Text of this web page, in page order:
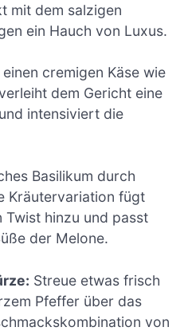
mit dem salzigen
ein Hauch von Luxus.
einen cremigen Käse wie
dem Gericht eine
intensiviert die
Basilikum durch
Kräutervariation fügt
Twist hinzu und passt
der Melone.
Streue etwas frisch
Pfeffer über das
von